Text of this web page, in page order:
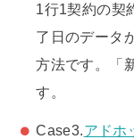
1行1契約の契
了日のデータ
方法です。「
す。
Case3.アドホ